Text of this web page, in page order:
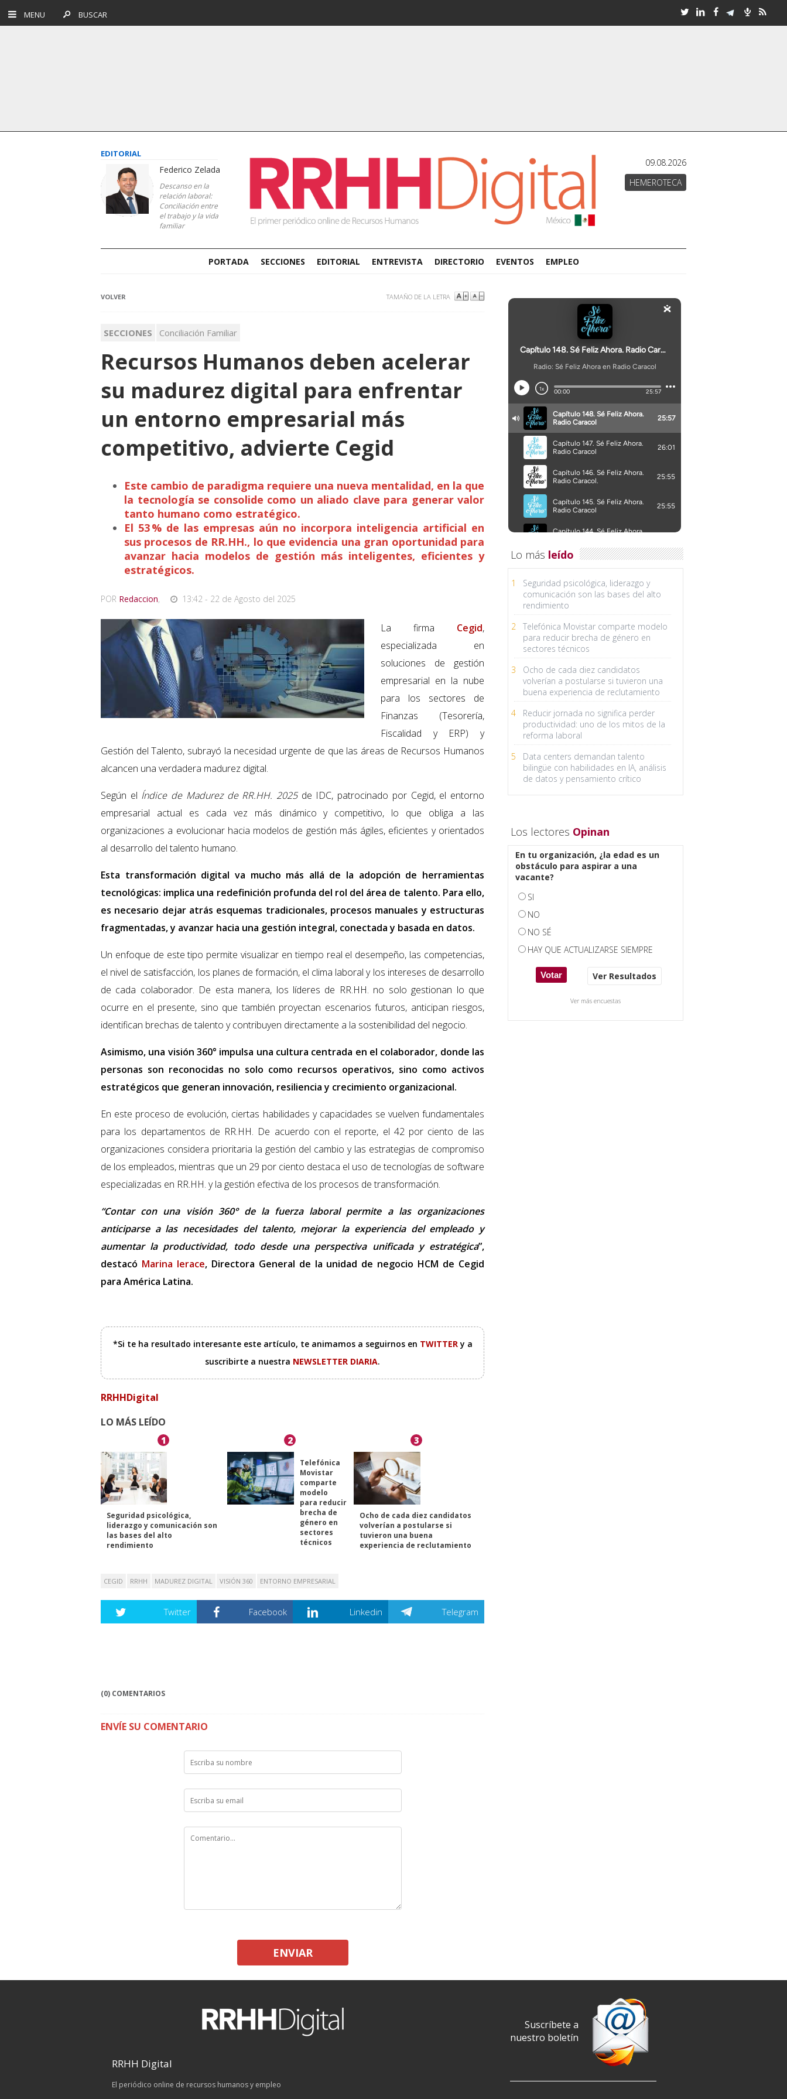
MENU BUSCAR
EDITORIAL
Federico Zelada
Descanso en la
relación laboral:
Conciliación entre
el trabajo y la vida
familiar
09.08.2026
HEMEROTECA
PORTADA SECCIONES EDITORIAL ENTREVISTA DIRECTORIO EVENTOS EMPLEO
VOLVER TAMAÑO DE LA LETRA
SECCIONES Conciliación Familiar
Recursos Humanos deben acelerar
su madurez digital para enfrentar
un entorno empresarial más
competitivo, advierte Cegid
Este cambio de paradigma requiere una nueva mentalidad, en la que
la tecnología se consolide como un aliado clave para generar valor
tanto humano como estratégico.
El 53 % de las empresas aún no incorpora inteligencia artificial en
sus procesos de RR.HH., lo que evidencia una gran oportunidad para
avanzar hacia modelos de gestión más inteligentes, eficientes y
estratégicos.
POR Redaccion, 13:42 - 22 de Agosto del 2025
La firma Cegid,
especializada en
soluciones de gestión
empresarial en la nube
para los sectores de
Finanzas (Tesorería,
Fiscalidad y ERP) y
Gestión del Talento, subrayó la necesidad urgente de que las áreas de Recursos Humanos
alcancen una verdadera madurez digital.
Según el Índice de Madurez de RR.HH. 2025 de IDC, patrocinado por Cegid, el entorno
empresarial actual es cada vez más dinámico y competitivo, lo que obliga a las
organizaciones a evolucionar hacia modelos de gestión más ágiles, eficientes y orientados
al desarrollo del talento humano.
Esta transformación digital va mucho más allá de la adopción de herramientas
tecnológicas: implica una redefinición profunda del rol del área de talento. Para ello,
es necesario dejar atrás esquemas tradicionales, procesos manuales y estructuras
fragmentadas, y avanzar hacia una gestión integral, conectada y basada en datos.
Un enfoque de este tipo permite visualizar en tiempo real el desempeño, las competencias,
el nivel de satisfacción, los planes de formación, el clima laboral y los intereses de desarrollo
de cada colaborador. De esta manera, los líderes de RR.HH. no solo gestionan lo que
ocurre en el presente, sino que también proyectan escenarios futuros, anticipan riesgos,
identifican brechas de talento y contribuyen directamente a la sostenibilidad del negocio.
Asimismo, una visión 360° impulsa una cultura centrada en el colaborador, donde las
personas son reconocidas no solo como recursos operativos, sino como activos
estratégicos que generan innovación, resiliencia y crecimiento organizacional.
En este proceso de evolución, ciertas habilidades y capacidades se vuelven fundamentales
para los departamentos de RR.HH. De acuerdo con el reporte, el 42 por ciento de las
organizaciones considera prioritaria la gestión del cambio y las estrategias de compromiso
de los empleados, mientras que un 29 por ciento destaca el uso de tecnologías de software
especializadas en RR.HH. y la gestión efectiva de los procesos de transformación.
“Contar con una visión 360° de la fuerza laboral permite a las organizaciones
anticiparse a las necesidades del talento, mejorar la experiencia del empleado y
aumentar la productividad, todo desde una perspectiva unificada y estratégica”,
destacó Marina Ierace, Directora General de la unidad de negocio HCM de Cegid
para América Latina.
*Si te ha resultado interesante este artículo, te animamos a seguirnos en TWITTERy a
suscribirte a nuestra NEWSLETTER DIARIA.
RRHHDigital
LO MÁS LEÍDO
1
Seguridad psicológica,
liderazgo y comunicación son
las bases del alto
rendimiento
2
Telefónica
Movistar
comparte
modelo
para reducir
brecha de
género en
sectores
técnicos
3
Ocho de cada diez candidatos
volverían a postularse si
tuvieron una buena
experiencia de reclutamiento
CEGID RRHH MADUREZ DIGITAL VISIÓN 360 ENTORNO EMPRESARIAL
Twitter Facebook Linkedin Telegram
(0) COMENTARIOS
ENVÍE SU COMENTARIO
ENVIAR
Lo más leído
1
Seguridad psicológica, liderazgo y
comunicación son las bases del alto
rendimiento
2
Telefónica Movistar comparte modelo
para reducir brecha de género en
sectores técnicos
3
Ocho de cada diez candidatos
volverían a postularse si tuvieron una
buena experiencia de reclutamiento
4
Reducir jornada no significa perder
productividad: uno de los mitos de la
reforma laboral
5
Data centers demandan talento
bilingüe con habilidades en IA, análisis
de datos y pensamiento crítico
Los lectores Opinan
En tu organización, ¿la edad es un
obstáculo para aspirar a una
vacante?
SI
NO
NO SÉ
HAY QUE ACTUALIZARSE SIEMPRE
Ver Resultados
Ver más encuestas
RRHH Digital
El periódico online de recursos humanos y empleo
Suscríbete a
nuestro boletín